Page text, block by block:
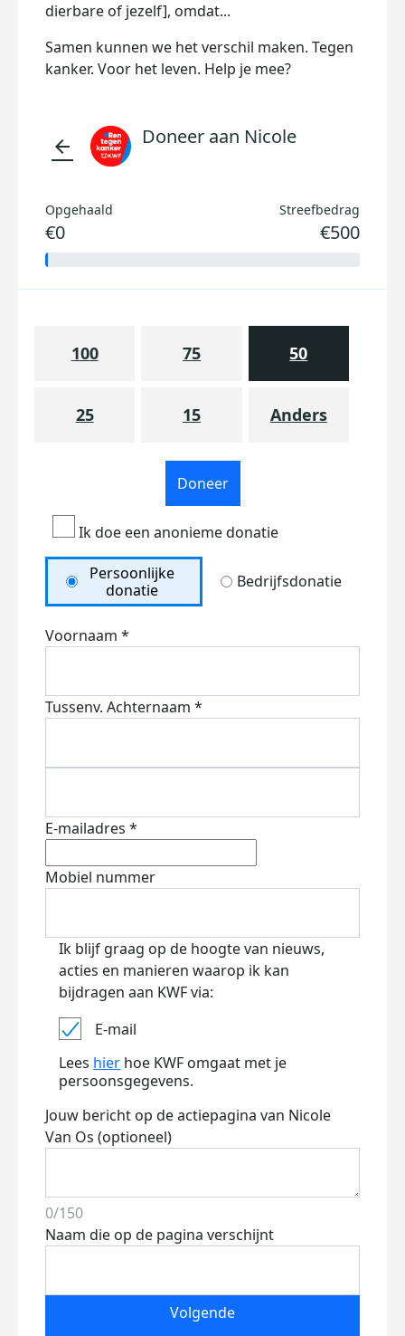
dierbare of jezelf], omdat...
Samen kunnen we het verschil maken. Tegen
kanker. Voor het leven. Help je mee?
arrow_back Doneer aan Nicole
Opgehaald
€0
Streefbedrag
€500
100 75 50
25 15 Anders
Doneer
Ik doe een anonieme donatie
Persoonlijke
donatie
Bedrijfsdonatie
Voornaam *
Tussenv. Achternaam *
E-mailadres *
Mobiel nummer
Ik blijf graag op de hoogte van nieuws,
acties en manieren waarop ik kan
bijdragen aan KWF via:
E-mail
Lees hier hoe KWF omgaat met je
persoonsgegevens.
Jouw bericht op de actiepagina van Nicole
Van Os (optioneel)
0/150
Naam die op de pagina verschijnt
Volgende